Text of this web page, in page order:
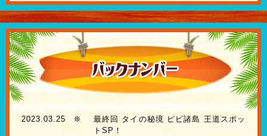
2023.03.25 ❊
最終回 タイの秘境 ピピ諸島 王道スポッ
トSP！